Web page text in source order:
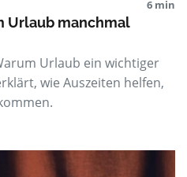
6 min
Urlaub manchmal
Urlaub ein wichtiger
wie Auszeiten helfen,